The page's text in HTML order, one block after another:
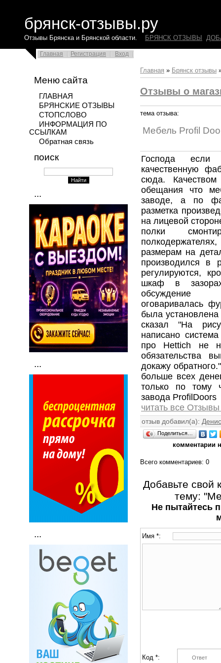
брянск-отзывы.ру
Отзывы Брянска и Брянской области. БРЯНСК ОТЗЫВЫ
Главная Регистрация Вход
Меню сайта
ГЛАВНАЯ
БРЯНСКИЕ ОТЗЫВЫ
СТОПСЛОВО
ИНФОРМАЦИЯ ПО
ССЫЛКАМ
Обратная связь
поиск
...
...
...
Главная » Брянск отзывы
Отзывы о
тема отзыва:
Мебель Profil
Господа если
качественную
сюда.
обещания что
заводе, а по
разметка
на лицевой
полки
размерам на
производился в
регулируются,
шкаф в
обсуждение
оговаривалась
была
сказал "На
написано
про Hettich не
обязательства
докажу
больше всех
только по тому
завода ProfilDoors
читать все
отзыв добавил(а): Денис
Поделиться…
комментарии
Всего комментариев: 0
Добавьте свой
тему:
Не пытайтесь
Имя *:
Код *: